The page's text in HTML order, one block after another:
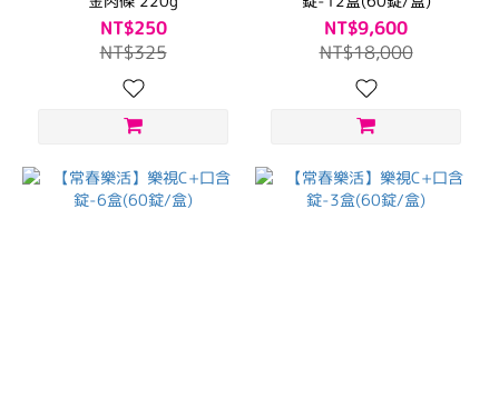
NT$250
NT$325
NT$9,600
NT$18,000